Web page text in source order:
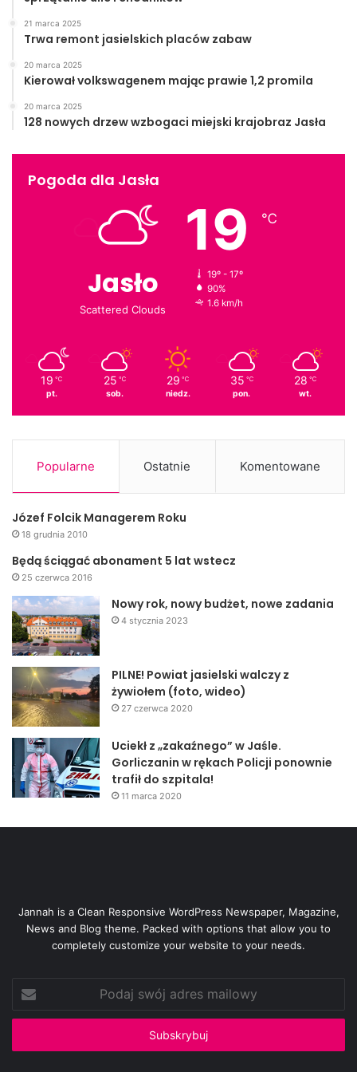
21 marca 2025
Trwa remont jasielskich placów zabaw
20 marca 2025
Kierował volkswagenem mając prawie 1,2 promila
20 marca 2025
128 nowych drzew wzbogaci miejski krajobraz Jasła
Pogoda dla Jasła
Jasło
Scattered Clouds
19 ℃
19º - 17º
90%
1.6 km/h
19 ℃
pt.
25 ℃
sob.
29 ℃
niedz.
35 ℃
pon.
28 ℃
wt.
Popularne Ostatnie Komentowane
Józef Folcik Managerem Roku
18 grudnia 2010
Będą ściągać abonament 5 lat wstecz
25 czerwca 2016
Nowy rok, nowy budżet, nowe zadania
4 stycznia 2023
PILNE! Powiat jasielski walczy z
żywiołem (foto, wideo)
27 czerwca 2020
Uciekł z „zakaźnego” w Jaśle.
Gorliczanin w rękach Policji ponownie
trafił do szpitala!
11 marca 2020
Jannah is a Clean Responsive WordPress Newspaper, Magazine,
News and Blog theme. Packed with options that allow you to
completely customize your website to your needs.
swój
adres